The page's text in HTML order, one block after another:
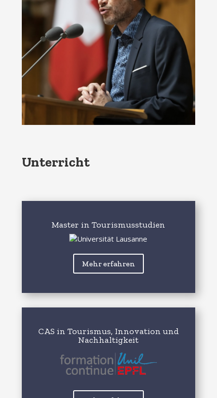
Unterricht
Master in Tourismusstudien
Mehr erfahren
CAS in Tourismus, Innovation und
Nachhaltigkeit